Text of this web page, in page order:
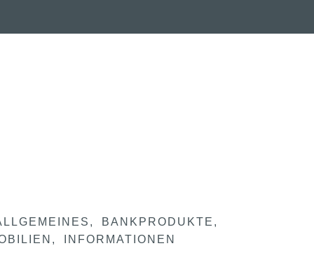
BANKPRODUKTE
INFORMATIONEN